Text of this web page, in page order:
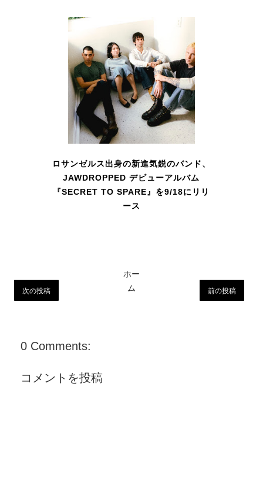
ロサンゼルス出身の新進気鋭のバンド、
JAWDROPPED デビューアルバム
『SECRET TO SPARE』を9/18にリリ
ース
次の投稿 前の投稿
ホー
ム
0 Comments:
コメントを投稿